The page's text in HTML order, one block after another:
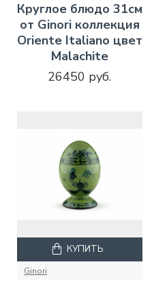
Круглое блюдо 31см
от Ginori коллекция
Oriente Italiano цвет
Malachite
26450 руб.
Ginori
КУПИТЬ